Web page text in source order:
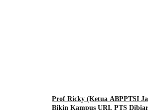
Prof Ricky (Ketua ABPPTSI
Bikin Kampus URI, PTS